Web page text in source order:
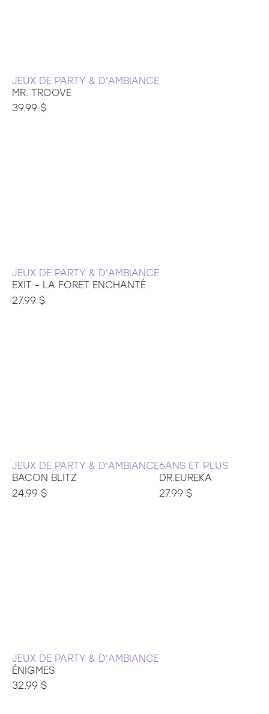
JEUX DE PARTY & D'AMBIANCE
MR. TROOVE
39.99 $
JEUX DE PARTY & D'AMBIANCE
EXIT - LA FORET ENCHANTÉ
27.99 $
JEUX DE PARTY & D'AMBIANCE
BACON BLITZ
24.99 $
6ANS ET PLUS
DR.EUREKA
27.99 $
JEUX DE PARTY & D'AMBIANCE
ÉNIGMES
32.99 $